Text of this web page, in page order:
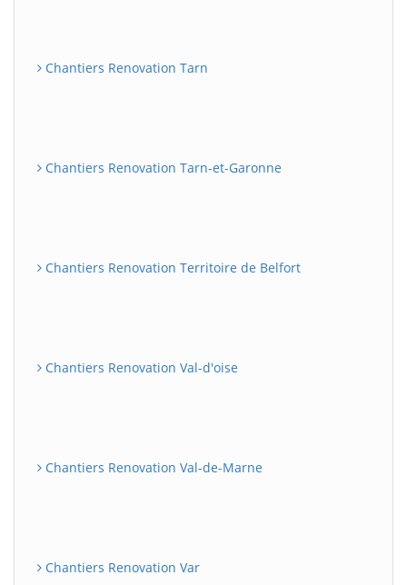
Chantiers Renovation Tarn
Chantiers Renovation Tarn-et-Garonne
Chantiers Renovation Territoire de Belfort
Chantiers Renovation Val-d'oise
Chantiers Renovation Val-de-Marne
Chantiers Renovation Var